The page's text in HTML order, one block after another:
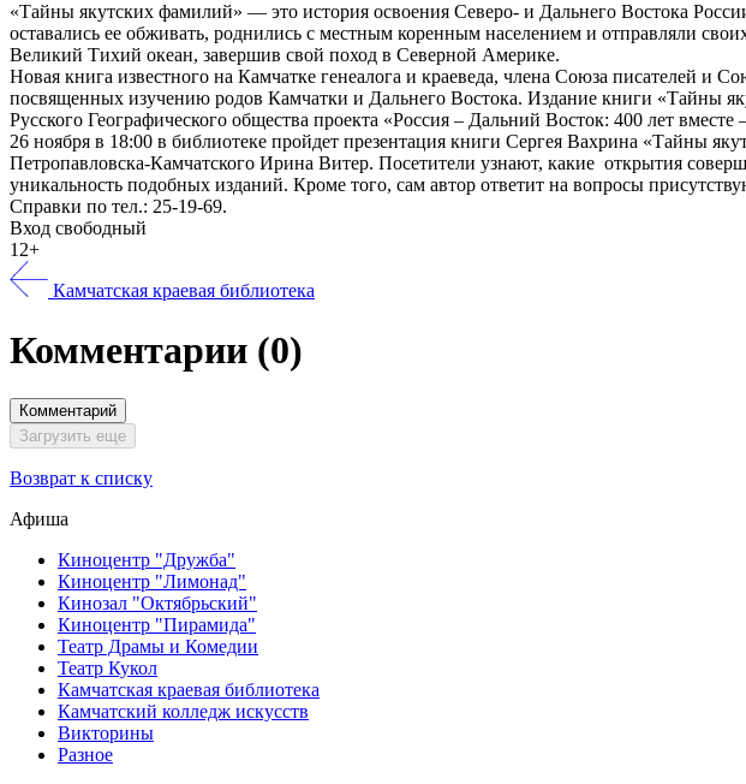
«Тайны якутских фамилий» — это история освоения Северо- и Дальнего Востока
оставались ее обживать, роднились с местным коренным населением и отправляли
Великий Тихий океан, завершив свой поход в Северной Америке.
Новая книга известного на Камчатке генеалога и краеведа, члена Союза писателей
посвященных изучению родов Камчатки и Дальнего Востока. Издание книги «Тайны
Русского Географического общества проекта «Россия – Дальний Восток: 400 лет
26 ноября в 18:00 в библиотеке пройдет презентация книги Сергея Вахрина «Тайны
Петропавловска-Камчатского Ирина Витер. Посетители узнают, какие открытия
уникальность подобных изданий. Кроме того, сам автор ответит на вопросы
Справки по тел.: 25-19-69.
Вход свободный
12+
Камчатская краевая библиотека
Комментарии (0)
Комментарий
Загрузить еще
Возврат к списку
Афиша
Киноцентр "Дружба"
Киноцентр "Лимонад"
Кинозал "Октябрьский"
Киноцентр "Пирамида"
Театр Драмы и Комедии
Театр Кукол
Камчатская краевая библиотека
Камчатский колледж искусств
Викторины
Разное